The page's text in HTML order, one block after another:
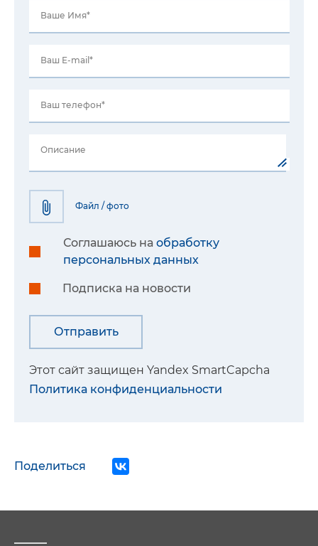
Ваше Имя*
Ваш E-mail*
Ваш телефон*
Описание
Файл / фото
Соглашаюсь на обработку
персональных данных
Подписка на новости
Этот сайт защищен Yandex SmartCapcha
Политика конфиденциальности
Поделиться